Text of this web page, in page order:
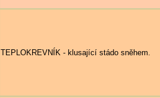
TEPLOKREVNÍK - klusající stádo sněhem.